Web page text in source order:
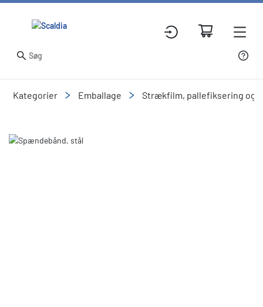
Kategorier Emballage Strækfilm, pallefiksering og
Slide 1 of 1